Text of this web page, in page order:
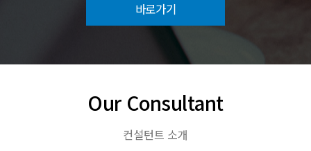
바로가기
Our Consultant
컨설턴트 소개